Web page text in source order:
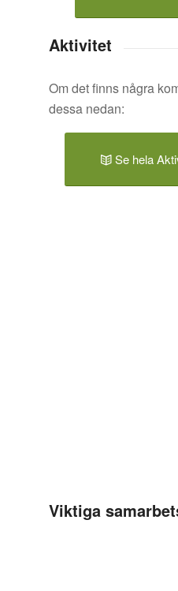
Aktivitet
Om det finns några
dessa nedan:
Se hela
Viktiga